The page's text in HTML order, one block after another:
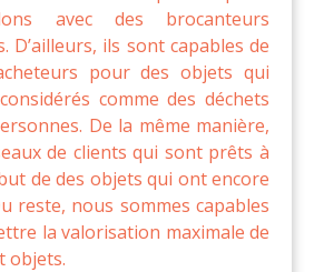
avec des brocanteurs
D’ailleurs, ils sont capables de
pour des objets qui
comme des déchets
De la même manière,
de clients qui sont prêts à
de des objets qui ont encore
reste, nous sommes capables
la valorisation maximale de
objets.